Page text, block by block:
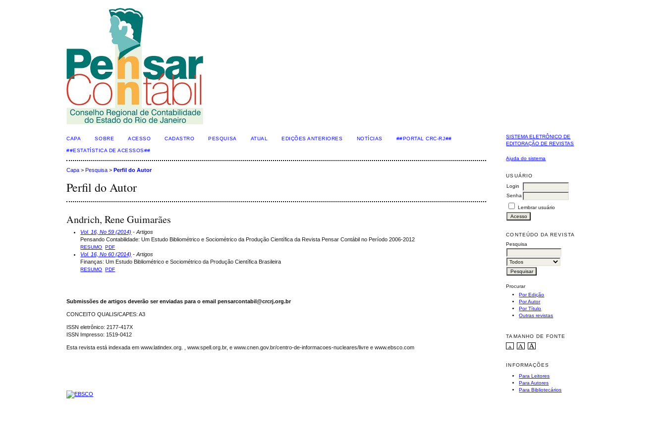
SISTEMA ELETRÔNICO DE
EDITORAÇÃO DE REVISTAS
Ajuda do sistema
USUÁRIO
Login
Senha
Lembrar usuário
CONTEÚDO DA REVISTA
Pesquisa
Procurar
Por Edição
Por Autor
Por Título
Outras revistas
TAMANHO DE FONTE
INFORMAÇÕES
Para Leitores
Para Autores
Para Bibliotecários
CAPA SOBRE ACESSO CADASTRO PESQUISA ATUAL EDIÇÕES ANTERIORES NOTÍCIAS ##PORTAL CRC-RJ##
##ESTATÍSTICA DE ACESSOS##
Capa >Pesquisa >Perfil do Autor
Perfil do Autor
Andrich, Rene Guimarães
Vol. 16, No 59 (2014) - Artigos
Pensando Contabilidade: Um Estudo Bibliométrico e Sociométrico da Produção Científica da Revista Pensar Contábil no Período 2006-2012
RESUMO PDF
Vol. 16, No 60 (2014) - Artigos
Finanças: Um Estudo Bibliométrico e Sociométrico da Produção Científica Brasileira
RESUMO PDF
Submissões de artigos deverão ser enviadas para o email pensarcontabil@crcrj.org.br
CONCEITO QUALIS/CAPES: A3
ISSN eletrônico: 2177-417X
ISSN Impresso: 1519-0412
Esta revista está indexada em www.latindex.org. , www.spell.org.br, e www.cnen.gov.br/centro-de-informacoes-nucleares/livre e www.ebsco.com